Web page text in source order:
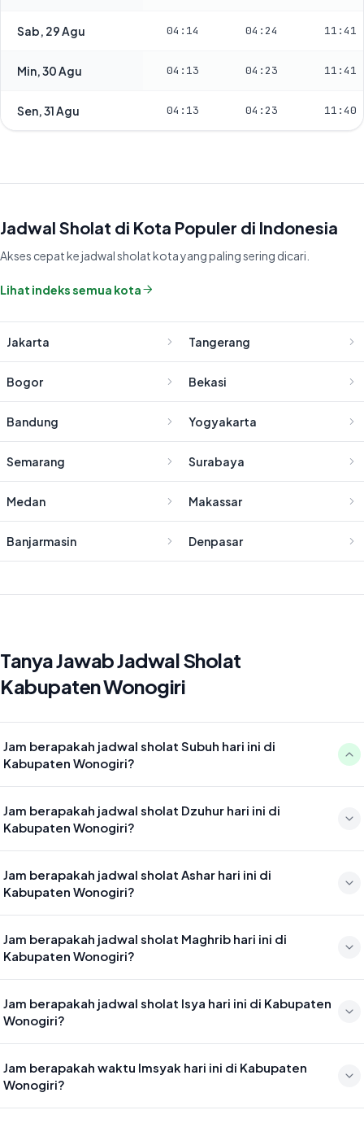
Sab, 29 Agu 04:14 04:24 11:41
Min, 30 Agu 04:13 04:23 11:41
Sen, 31 Agu 04:13 04:23 11:40
Jadwal Sholat di Kota Populer di Indonesia
Akses cepat ke jadwal sholat kota yang paling sering dicari.
Lihat indeks semua kota
Jakarta Tangerang
Bogor Bekasi
Bandung Yogyakarta
Semarang Surabaya
Medan Makassar
Banjarmasin Denpasar
Tanya Jawab Jadwal Sholat
Kabupaten Wonogiri
Jam berapakah jadwal sholat Subuh hari ini di
Kabupaten Wonogiri?
Jam berapakah jadwal sholat Dzuhur hari ini di
Kabupaten Wonogiri?
Jam berapakah jadwal sholat Ashar hari ini di
Kabupaten Wonogiri?
Jam berapakah jadwal sholat Maghrib hari ini di
Kabupaten Wonogiri?
17:40
Jam berapakah jadwal sholat Isya hari ini di Kabupaten
Wonogiri?
Jam berapakah waktu Imsyak hari ini di Kabupaten
Wonogiri?